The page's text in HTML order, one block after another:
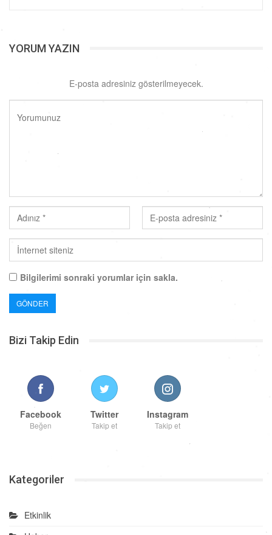
YORUM YAZIN
E-posta adresiniz gösterilmeyecek.
Bilgilerimi sonraki yorumlar için sakla.
Bizi Takip Edin
Facebook
Beğen
Twitter
Takip et
Instagram
Takip et
Kategoriler
Etkinlik